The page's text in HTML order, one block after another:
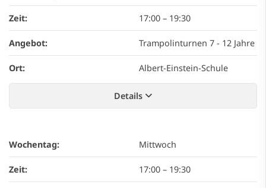
Zeit: 17:00 – 19:30
Angebot: Trampolinturnen 7 - 12 Jahre
Ort: Albert-Einstein-Schule
Details
Wochentag: Mittwoch
Zeit: 17:00 – 19:30